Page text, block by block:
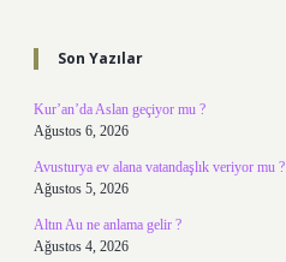
Son Yazılar
Kur’an’da Aslan geçiyor mu ?
Ağustos 6, 2026
Avusturya ev alana vatandaşlık veriyor mu ?
Ağustos 5, 2026
Altın Au ne anlama gelir ?
Ağustos 4, 2026